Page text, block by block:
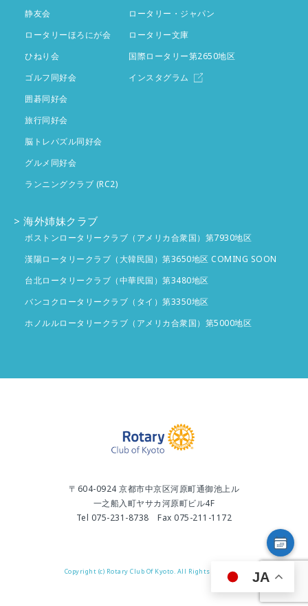
1月 4件
2月 投稿なし
静友会
ロータリーほろにが会
ひねり会
ゴルフ同好会
囲碁同好会
旅行同好会
脳トレパズル同好会
グルメ同好会
ランニングクラブ (RC2)
ロータリー・ジャパン
ロータリー文庫
国際ロータリー第2650地区
インスタグラム
海外姉妹クラブ
ボストンロータリークラブ（アメリカ合衆国）第7930地区
漢陽ロータリークラブ（大韓民国）第3650地区 COMING SOON
台北ロータリークラブ（中華民国）第3480地区
バンコクロータリークラブ（タイ）第3350地区
ホノルルロータリークラブ（アメリカ合衆国）第5000地区
〒604-0924 京都市中京区河原町通御池上ル
一之船入町ヤサカ河原町ビル4F
Tel 075-231-8738 Fax 075-211-1172
Copyright (c) Rotary Club Of Kyoto. All Rights Reserved. JA